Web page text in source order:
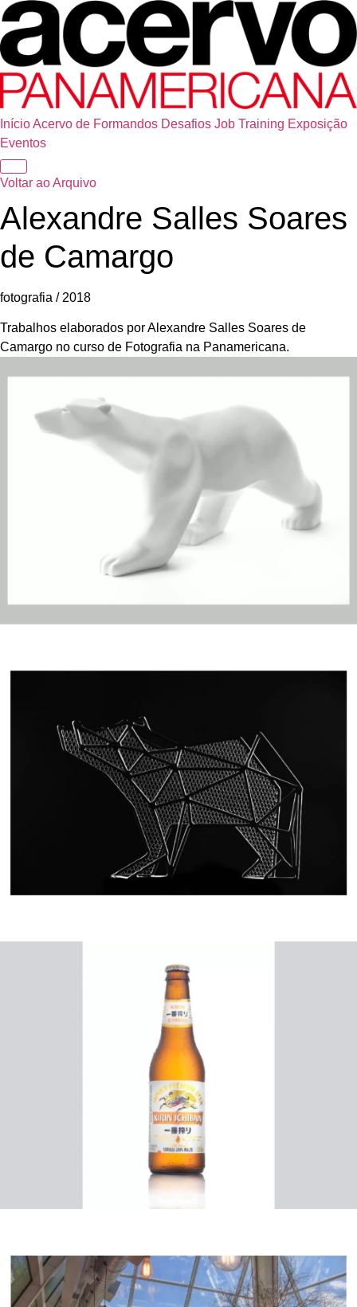
InícioAcervo de Formandos Desafios Job Training Exposição
Eventos
Voltar ao Arquivo
Alexandre Salles Soares
de Camargo
fotografia / 2018
Trabalhos elaborados por Alexandre Salles Soares de
Camargo no curso de Fotografia na Panamericana.